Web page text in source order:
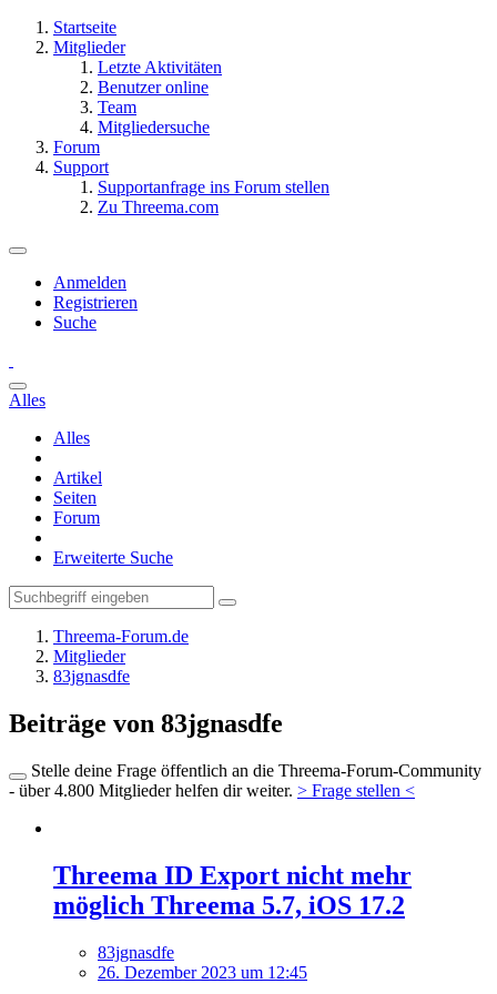
Startseite
Mitglieder
Letzte Aktivitäten
Benutzer online
Team
Mitgliedersuche
Forum
Support
Supportanfrage ins Forum stellen
Zu Threema.com
Anmelden
Registrieren
Suche
Alles
Alles
Artikel
Seiten
Forum
Erweiterte Suche
Threema-Forum.de
Mitglieder
83jgnasdfe
Beiträge von 83jgnasdfe
Stelle deine Frage öffentlich an die Threema-Forum-Community
- über 4.800 Mitglieder helfen dir weiter. > Frage stellen <
Threema ID Export nicht mehr
möglich Threema 5.7, iOS 17.2
83jgnasdfe
26. Dezember 2023 um 12:45